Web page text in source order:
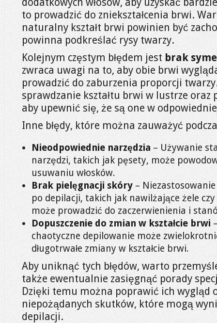
to prowadzić do zniekształcenia brwi.
naturalny kształt brwi powinien być
powinna podkreślać rysy twarzy.
Kolejnym częstym błędem jest brak
zwraca uwagi na to, aby obie brwi
prowadzić do zaburzenia proporcji
sprawdzanie kształtu brwi w lustrze oraz
aby upewnić się, że są one w
Inne błędy, które można zauważyć
Nieodpowiednie narzędzia – Używanie
narzędzi, takich jak pęsety, może
usuwaniu włosków.
Brak pielęgnacji skóry –
po depilacji, takich jak nawilżające żele
może prowadzić do zaczerwienienia i
Dopuszczenie do zmian w kształcie brwi
chaotyczne depilowanie może
długotrwałe zmiany w kształcie brwi.
Aby uniknąć tych błędów, warto
także ewentualnie zasięgnąć porady
Dzięki temu można poprawić ich wygląd
niepożądanych skutków, które mogą
depilacji.